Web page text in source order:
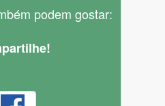
podem gostar: